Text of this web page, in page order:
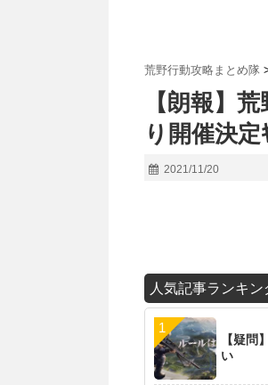
荒野行動攻略まとめ隊
【朗報】
り開催
2021/11/20
人気記事ランキン
【疑問
い